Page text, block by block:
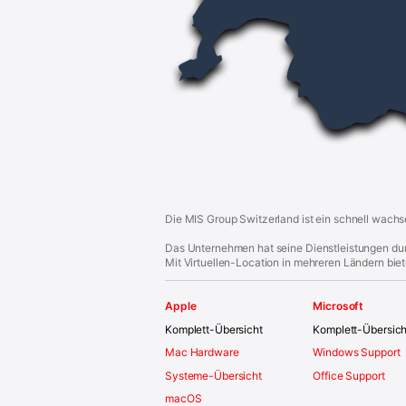
Die MIS Group Switzerland ist ein schnell
Das Unternehmen hat seine Dienstleistungen
Mit Virtuellen-Location in mehreren Ländern
Apple
Komplett-Übersicht
Mac Hardware
Systeme-Übersicht
macOS
Microsoft
Komplett-
Windows Support
Office Support